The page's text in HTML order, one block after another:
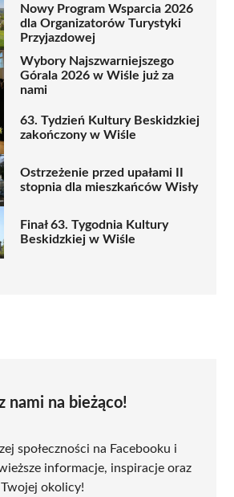
Nowy Program Wsparcia 2026
dla Organizatorów Turystyki
Przyjazdowej
Wybory Najszwarniejszego
Górala 2026 w Wiśle już za
nami
63. Tydzień Kultury Beskidzkiej
zakończony w Wiśle
Ostrzeżenie przed upałami II
stopnia dla mieszkańców Wisły
Finał 63. Tygodnia Kultury
Beskidzkiej w Wiśle
nami na bieżąco!
społeczności na Facebooku i
informacje, inspiracje oraz
okolicy!